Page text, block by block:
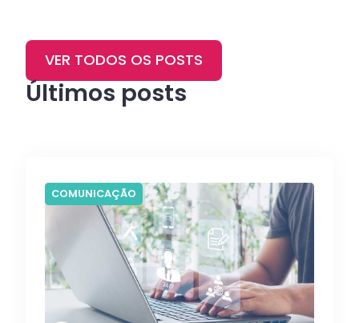
Últimos posts
VER TODOS OS POSTS
COMUNICAÇÃO